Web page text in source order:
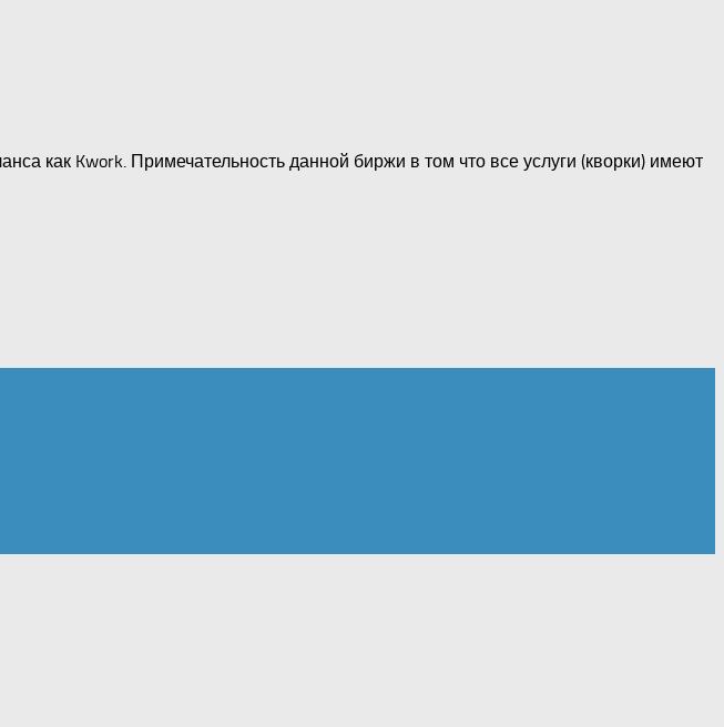
как Kwork. Примечательность данной биржи в том что все услуги (кворки) имеют